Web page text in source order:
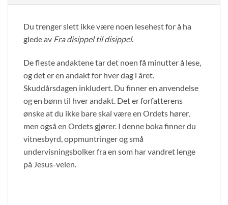
Du trenger slett ikke være noen lesehest for å ha
glede av Fra disippel til disippel.
De fleste andaktene tar det noen få minutter å lese,
og det er en andakt for hver dag i året.
Skuddårsdagen inkludert. Du finner en anvendelse
og en bønn til hver andakt. Det er forfatterens
ønske at du ikke bare skal være en Ordets hører,
men også en Ordets gjører. I denne boka finner du
vitnesbyrd, oppmuntringer og små
undervisningsbolker fra en som har vandret lenge
på Jesus-veien.